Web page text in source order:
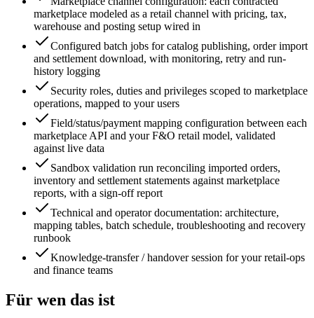
marketplace modeled as a retail channel with pricing, tax,
warehouse and posting setup wired in
Configured batch jobs for catalog publishing, order import
and settlement download, with monitoring, retry and run-
history logging
Security roles, duties and privileges scoped to marketplace
operations, mapped to your users
Field/status/payment mapping configuration between each
marketplace API and your F&O retail model, validated
against live data
Sandbox validation run reconciling imported orders,
inventory and settlement statements against marketplace
reports, with a sign-off report
Technical and operator documentation: architecture,
mapping tables, batch schedule, troubleshooting and recovery
runbook
Knowledge-transfer / handover session for your retail-ops
and finance teams
Für wen das ist